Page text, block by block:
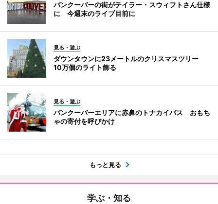
バンクーバーの街がテイラー・スウィフトさん仕様
に 今週末のライブ目前に
見る・遊ぶ
ダウンタウンに23メートルのクリスマスツリー
10万個のライト飾る
見る・遊ぶ
バンクーバーエリアに赤鼻のトナカイバス おもち
ゃの寄付を呼びかけ
もっと見る
学ぶ・知る